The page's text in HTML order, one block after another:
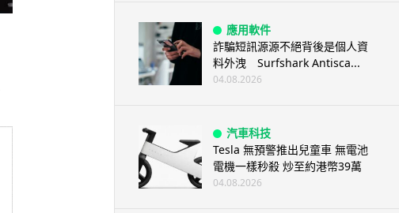
應用軟件
詐騙短訊源源不絕背後是個人資
料外洩 Surfshark Antisca...
04.08.2026
汽車科技
Tesla 無預警推出兒童車 無電池
電機一樣秒殺 炒至約港幣39萬
04.08.2026